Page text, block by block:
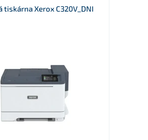
tiskárna Xerox C320V_DNI